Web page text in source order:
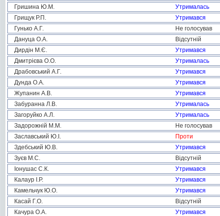
Гришина Ю.М.
Утрималась
Грищук Р.П.
Утримався
Гунько А.Г.
Не голосував
Дануца О.А.
Відсутній
Дирдін М.Є.
Утримався
Дмитрієва О.О.
Утрималась
Драбовський А.Г.
Утримався
Дунда О.А.
Утримався
Жупанин А.В.
Утримався
Забуранна Л.В.
Утрималась
Загоруйко А.Л.
Утрималась
Задорожній М.М.
Не голосував
Заславський Ю.І.
Проти
Здебський Ю.В.
Утримався
Зуєв М.С.
Відсутній
Іонушас С.К.
Утримався
Калаур І.Р.
Утримався
Камельчук Ю.О.
Утримався
Касай Г.О.
Відсутній
Качура О.А.
Утримався